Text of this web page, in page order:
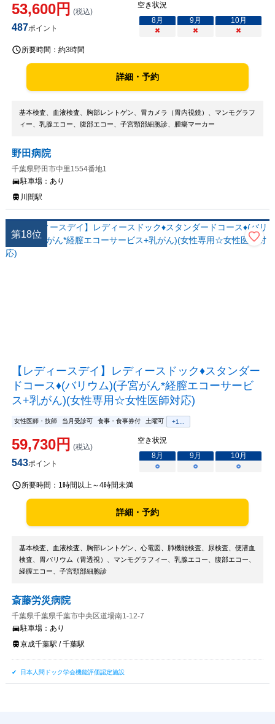
53,600円 (税込)
487ポイント
空き状況
8月 9月 10月
×
× ×
所要時間： 約3時間
詳細・予約
基本検査、血液検査、胸部レントゲン、胃カメラ（胃内視鏡）、マンモグラフ
ィー、乳腺エコー、腹部エコー、子宮頸部細胞診、腫瘍マーカー
野田病院
千葉県野田市中里1554番地1
駐車場： あり
川間駅
第18位
【レディースデイ】レディースドック♦スタンダー
ドコース♦(バリウム)(子宮がん*経膣エコーサービ
ス+乳がん)(女性専用☆女性医師対応)
女性医師・技師 当月受診可 食事・食事券付 土曜可 +1...
59,730円 (税込)
543ポイント
空き状況
8月 9月 10月
○
○ ○
所要時間： 1時間以上～4時間未満
詳細・予約
基本検査、血液検査、胸部レントゲン、心電図、肺機能検査、尿検査、便潜血
検査、胃バリウム（胃透視）、マンモグラフィー、乳腺エコー、腹部エコー、
経膣エコー、子宮頸部細胞診
斎藤労災病院
千葉県千葉県千葉市中央区道場南1-12-7
駐車場： あり
京成千葉駅 / 千葉駅
日本人間ドック学会機能評価認定施設